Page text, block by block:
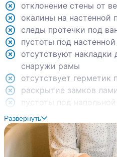
отклонение стены от
окалины на настенной
следы протечки под
пустоты под
отсутствуют
снаружи рамы
отсутствует герметик
раскрытие замков
пустоты под
пустоты под
не закреплен вывод
машины
царапины на
Развернуть